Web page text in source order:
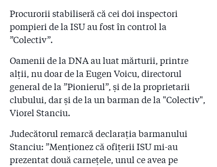
Procurorii stabiliseră că cei doi inspectori
pompieri de la ISU au fost în control la
”Colectiv”.
Oamenii de la DNA au luat mărturii, printre
alții, nu doar de la Eugen Voicu, directorul
general de la ”Pionierul”, și de la proprietarii
clubului, dar și de la un barman de la "Colectiv",
Viorel Stanciu.
Judecătorul remarcă declarația barmanului
Stanciu: ”Menționez că ofițerii ISU mi-au
prezentat două carnețele, unul ce avea pe